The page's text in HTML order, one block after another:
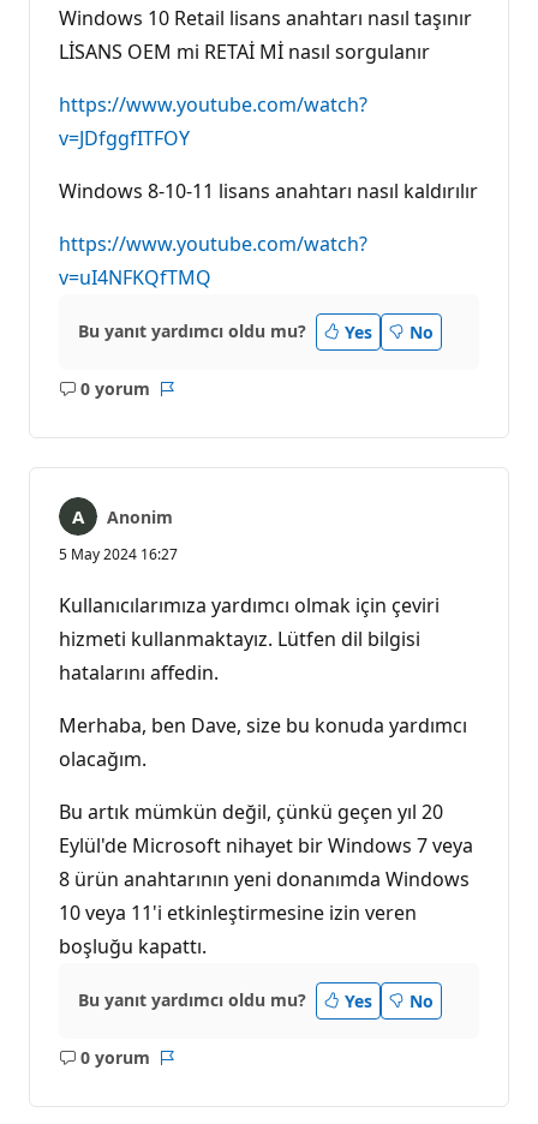
Windows 10 Retail lisans anahtarı nasıl taşınır
LİSANS OEM mi RETAİ Mİ nasıl sorgulanır
https://www.youtube.com/watch?
v=JDfggfITFOY
Windows 8-10-11 lisans anahtarı nasıl kaldırılır
https://www.youtube.com/watch?
v=uI4NFKQfTMQ
Bu yanıt yardımcı oldu mu? Yes No
0 yorum
Açıklama
Anonim
5 May 2024 16:27
Kullanıcılarımıza yardımcı olmak için çeviri
hizmeti kullanmaktayız. Lütfen dil bilgisi
hatalarını affedin.
Merhaba, ben Dave, size bu konuda yardımcı
olacağım.
Bu artık mümkün değil, çünkü geçen yıl 20
Eylül'de Microsoft nihayet bir Windows 7 veya
8 ürün anahtarının yeni donanımda Windows
10 veya 11'i etkinleştirmesine izin veren
boşluğu kapattı.
Bu yanıt yardımcı oldu mu? Yes No
0 yorum
Açıklama